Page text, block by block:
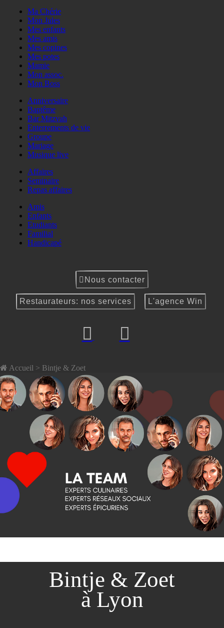
Ma Chérie
Mon Jules
Mes enfants
Mes amis
Mes copines
Mes potes
Mamie
Mon assoc.
Mon Boss
Anniversaire
Baptême
Bar Mitzvah
Enterrements de vie
Groupe
Mariage
Musique live
Affaires
Seminaire
Repas affaires
Amis
Enfants
Etudiants
Familial
Handicapé
Nous contacter
Restaurateurs: nos services L'agence Win
Accueil > Bintje & Zoet
Bintje & Zoet
à Lyon